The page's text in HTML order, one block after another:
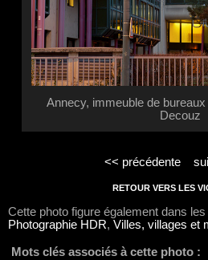
Annecy, immeuble de
Decouz
<< précédente
RETOUR VERS LES
Cette photo figure également dans les
Photographie HDR, Villes, villages et
Mots clés associés à cette photo :